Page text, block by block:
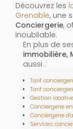
Découvrez les
Grenoble, une
Conciergerie,
inoubliable.
En plus de
immobilière,
aussi :
Tarif
Tarif
Gestion
Conciergerie
Conciergerie
Services